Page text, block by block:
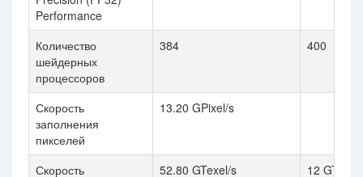
Performance
Количество
шейдерных
процессоров
384 400
Скорость
заполнения
пикселей
13.20 GPixel/s
Скорость 52.80 GTexel/s 12 GTexel